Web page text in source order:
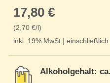
17,80 €
(2,70 €/l)
inkl. 19% MwSt |
Alkoholgehalt: